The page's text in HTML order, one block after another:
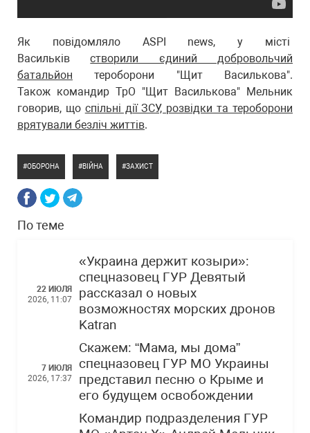
Як повідомляло ASPI news, у місті
Васильківстворили єдиний добровольчий
батальйон тероборони "Щит Василькова".
Також командир ТрО "Щит Василькова" Мельник
говорив, що спільні дії ЗСУ, розвідки та тероборони
врятували безліч життів.
ОБОРОНА ВІЙНА ЗАХИСТ
По теме
22 ИЮЛЯ
2026, 11:07
«Украина держит козыри»:
спецназовец ГУР Девятый
рассказал о новых
возможностях морских дронов
Katran
7 ИЮЛЯ
2026, 17:37
Скажем: “Мама, мы дома”
спецназовец ГУР МО Украины
представил песню о Крыме и
его будущем освобождении
Командир подразделения ГУР